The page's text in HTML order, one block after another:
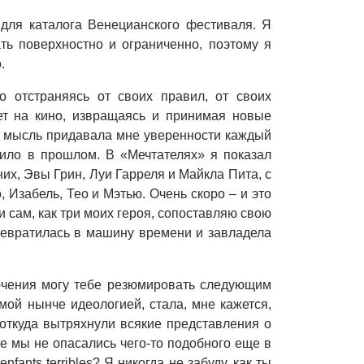
каталога Венецианского фестиваля. Я
поверхностно и ограниченно, поэтому я
от своих правил, от своих
на кино, извращаясь и принимая новые
придавала мне уверенности каждый
в прошлом. В «Мечтателях» я показал
Эвы Грин, Луи Гарреля и Майкла Пита, с
Изабель, Тео и Мэтью. Очень скоро – и это
как три моих героя, сопоставляю свою
в машину времени и завладела
могу тебе резюмировать следующим
нынче идеологией, стала, мне кажется,
вытряхнули всякие представления о
мы не опасались чего-то подобного еще в